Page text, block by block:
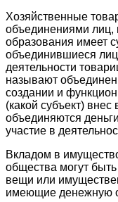
Хозяйственные
объединениями лиц,
образования имеет
объединившиеся
деятельности
называют
создании и
(какой субъект) внес
объединяются
участие в
Вкладом в
общества могут
вещи или
имеющие денежную